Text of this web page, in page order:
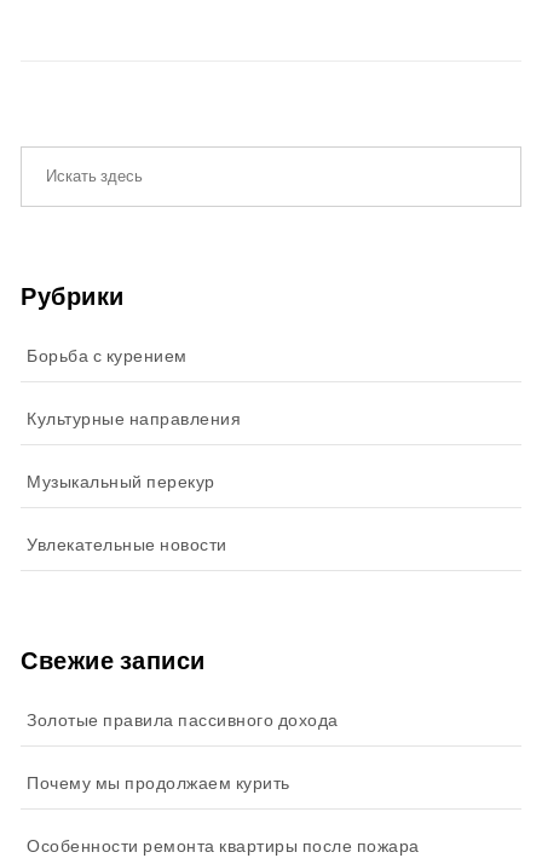
Рубрики
Борьба с курением
Культурные направления
Музыкальный перекур
Увлекательные новости
Свежие записи
Золотые правила пассивного дохода
Почему мы продолжаем курить
Особенности ремонта квартиры после пожара